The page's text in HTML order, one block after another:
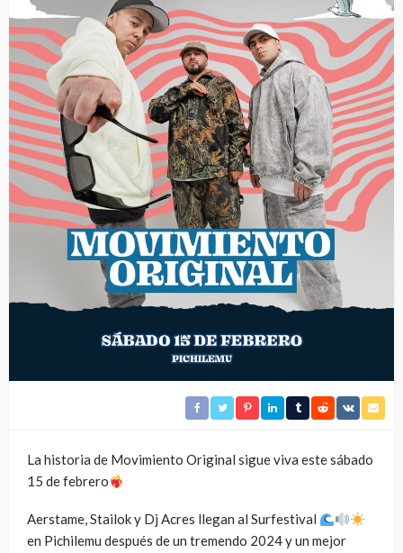
La historia de Movimiento Original sigue viva este sábado
15 de febrero
Aerstame, Stailok y Dj Acres llegan al Surfestival
en Pichilemu después de un tremendo 2024 y un mejor